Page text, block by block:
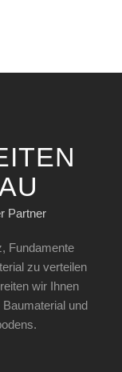
Partner
Fundamente
zu verteilen
wir Ihnen
und